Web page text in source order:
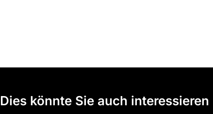
Dies könnte Sie auch interessieren